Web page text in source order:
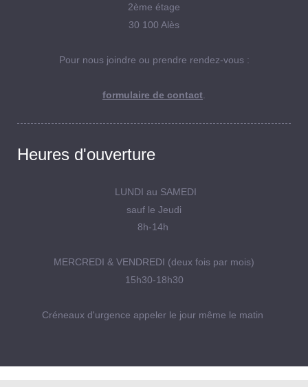
2ème étage
30 100 Alès
Pour nous joindre ou prendre rendez-vous :
formulaire de contact
Heures d'ouverture
LUNDI au SAMEDI
sauf le Jeudi
8h-14h
MERCREDI & VENDREDI (deux fois par mois)
15h30-18h30
Créneaux d'urgence appeler le jour même le matin